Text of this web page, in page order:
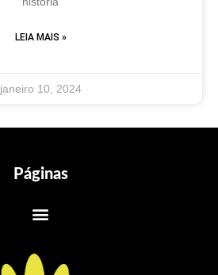
LEIA MAIS »
janeiro 10, 2024
Páginas